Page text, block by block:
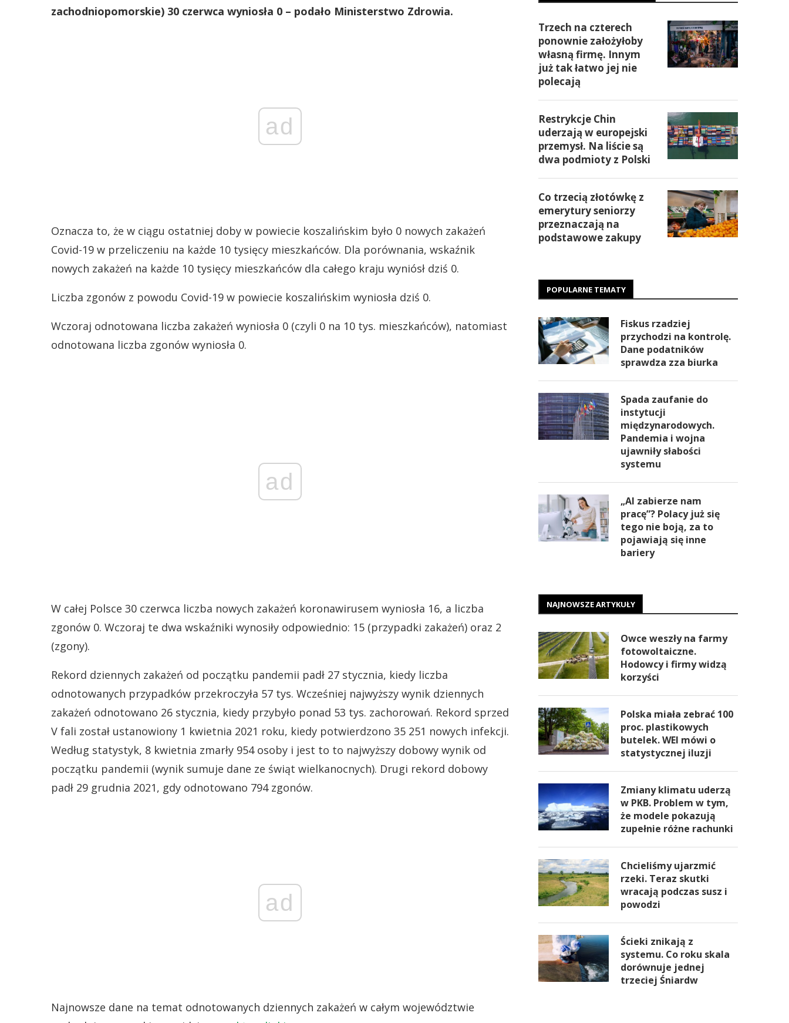
zachodniopomorskie) 30 czerwca wyniosła 0 – podało Ministerstwo Zdrowia.
ad
Oznacza to, że w ciągu ostatniej doby w powiecie koszalińskim było 0 nowych zakażeń
Covid-19 w przeliczeniu na każde 10 tysięcy mieszkańców. Dla porównania, wskaźnik
nowych zakażeń na każde 10 tysięcy mieszkańców dla całego kraju wyniósł dziś 0.
Liczba zgonów z powodu Covid-19 w powiecie koszalińskim wyniosła dziś 0.
Wczoraj odnotowana liczba zakażeń wyniosła 0 (czyli 0 na 10 tys. mieszkańców), natomiast
odnotowana liczba zgonów wyniosła 0.
ad
W całej Polsce 30 czerwca liczba nowych zakażeń koronawirusem wyniosła 16, a liczba
zgonów 0. Wczoraj te dwa wskaźniki wynosiły odpowiednio: 15 (przypadki zakażeń) oraz 2
(zgony).
Rekord dziennych zakażeń od początku pandemii padł 27 stycznia, kiedy liczba
odnotowanych przypadków przekroczyła 57 tys. Wcześniej najwyższy wynik dziennych
zakażeń odnotowano 26 stycznia, kiedy przybyło ponad 53 tys. zachorowań. Rekord sprzed
V fali został ustanowiony 1 kwietnia 2021 roku, kiedy potwierdzono 35 251 nowych infekcji.
Według statystyk, 8 kwietnia zmarły 954 osoby i jest to to najwyższy dobowy wynik od
początku pandemii (wynik sumuje dane ze świąt wielkanocnych). Drugi rekord dobowy
padł 29 grudnia 2021, gdy odnotowano 794 zgonów.
ad
Najnowsze dane na temat odnotowanych dziennych zakażeń w całym województwie
Trzech na czterech
ponownie założyłoby
własną firmę. Innym
już tak łatwo jej nie
polecają
Restrykcje Chin
uderzają w europejski
przemysł. Na liście są
dwa podmioty z Polski
Co trzecią złotówkę z
emerytury seniorzy
przeznaczają na
podstawowe zakupy
POPULARNE TEMATY
Fiskus rzadziej
przychodzi na kontrolę.
Dane podatników
sprawdza zza biurka
Spada zaufanie do
instytucji
międzynarodowych.
Pandemia i wojna
ujawniły słabości
systemu
„AI zabierze nam
pracę”? Polacy już się
tego nie boją, za to
pojawiają się inne
bariery
NAJNOWSZE ARTYKUŁY
Owce weszły na farmy
fotowoltaiczne.
Hodowcy i firmy widzą
korzyści
Polska miała zebrać 100
proc. plastikowych
butelek. WEI mówi o
statystycznej iluzji
Zmiany klimatu uderzą
w PKB. Problem w tym,
że modele pokazują
zupełnie różne rachunki
Chcieliśmy ujarzmić
rzeki. Teraz skutki
wracają podczas susz i
powodzi
Ścieki znikają z
systemu. Co roku skala
dorównuje jednej
trzeciej Śniardw